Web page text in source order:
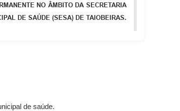
NO ÂMBITO DA SECRETARIA
DE SAÚDE (SESA) DE TAIOBEIRAS.
de saúde.